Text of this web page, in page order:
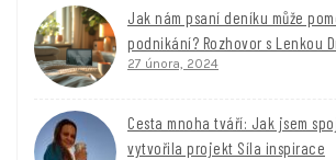
Jak nám psaní deníku může
podnikání? Rozhovor s Lenkou
27 února, 2024
Cesta mnoha tváří: Jak jsem
vytvořila projekt Síla inspirace